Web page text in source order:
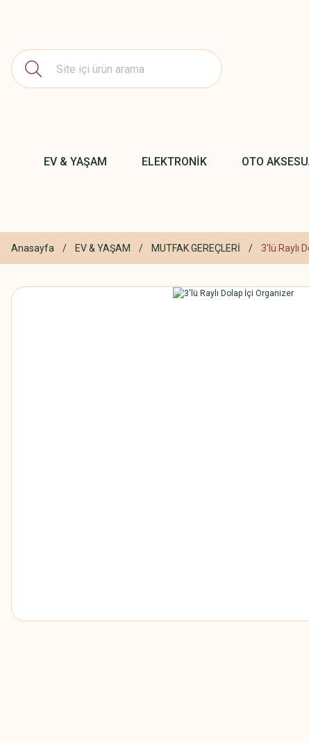
EV & YAŞAM ELEKTRONİK OTO
Anasayfa EV & YAŞAM MUTFAK GEREÇLERİ 3'lü Raylı